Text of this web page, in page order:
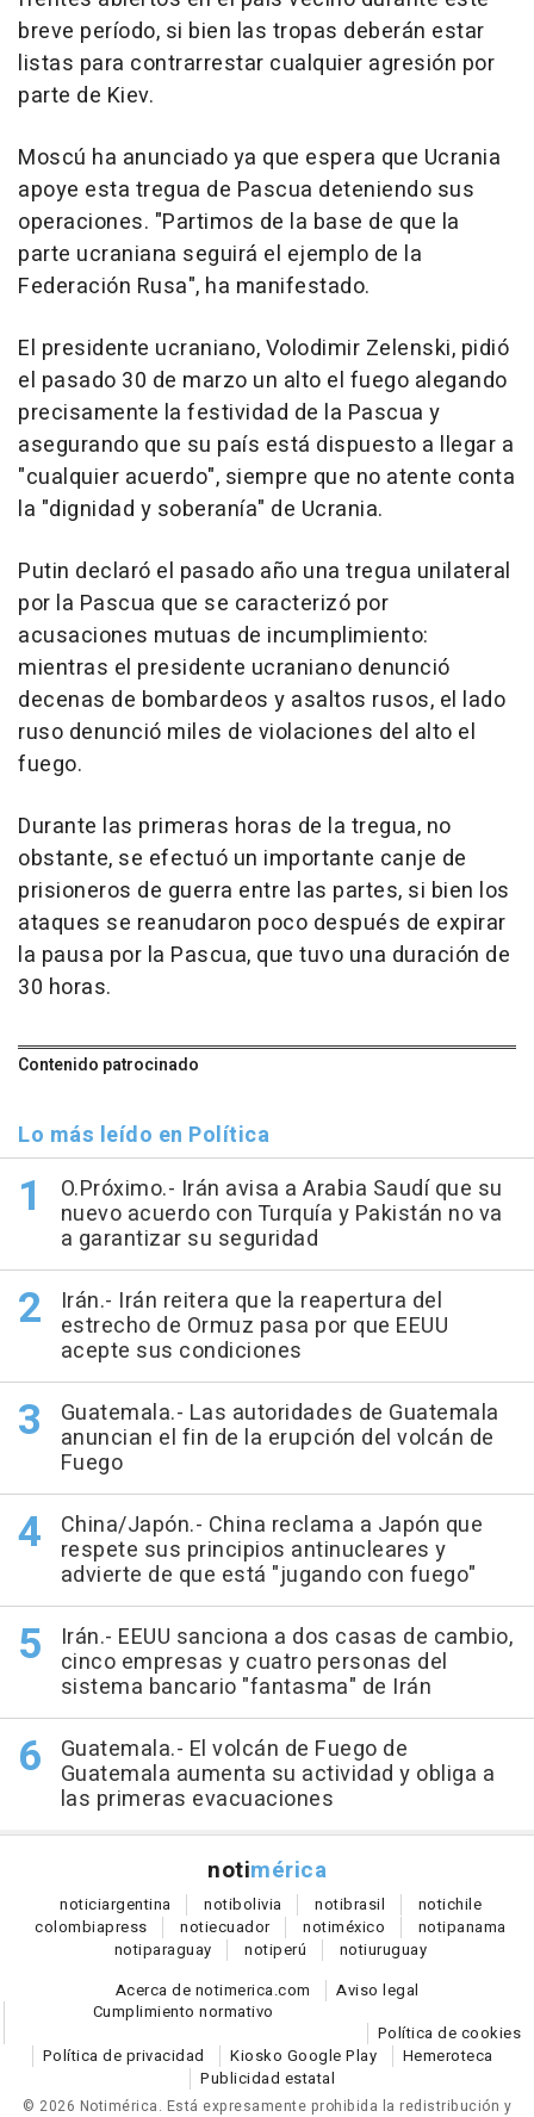
breve período, si bien las tropas deberán estar
listas para contrarrestar cualquier agresión por
parte de Kiev.
Moscú ha anunciado ya que espera que Ucrania
apoye esta tregua de Pascua deteniendo sus
operaciones. "Partimos de la base de que la
parte ucraniana seguirá el ejemplo de la
Federación Rusa", ha manifestado.
El presidente ucraniano, Volodimir Zelenski, pidió
el pasado 30 de marzo un alto el fuego alegando
precisamente la festividad de la Pascua y
asegurando que su país está dispuesto a llegar a
"cualquier acuerdo", siempre que no atente conta
la "dignidad y soberanía" de Ucrania.
Putin declaró el pasado año una tregua unilateral
por la Pascua que se caracterizó por
acusaciones mutuas de incumplimiento:
mientras el presidente ucraniano denunció
decenas de bombardeos y asaltos rusos, el lado
ruso denunció miles de violaciones del alto el
fuego.
Durante las primeras horas de la tregua, no
obstante, se efectuó un importante canje de
prisioneros de guerra entre las partes, si bien los
ataques se reanudaron poco después de expirar
la pausa por la Pascua, que tuvo una duración de
30 horas.
Contenido patrocinado
Lo más leído en Política
O.Próximo.- Irán avisa a Arabia Saudí que su
nuevo acuerdo con Turquía y Pakistán no va
a garantizar su seguridad
Irán.- Irán reitera que la reapertura del
estrecho de Ormuz pasa por que EEUU
acepte sus condiciones
Guatemala.- Las autoridades de Guatemala
anuncian el fin de la erupción del volcán de
Fuego
China/Japón.- China reclama a Japón que
respete sus principios antinucleares y
advierte de que está "jugando con fuego"
Irán.- EEUU sanciona a dos casas de cambio,
cinco empresas y cuatro personas del
sistema bancario "fantasma" de Irán
Guatemala.- El volcán de Fuego de
Guatemala aumenta su actividad y obliga a
las primeras evacuaciones
notimérica
noticiargentina notibolivia notibrasil notichile
colombiapress notiecuador notiméxico notipanama
notiparaguay notiperú notiuruguay
Acerca de notimerica.com
Aviso legal
Cumplimiento normativo
Política de cookies
Política de privacidad
Kiosko Google Play
Hemeroteca
Publicidad estatal
© 2026 Notimérica. Está expresamente prohibida la redistribución y